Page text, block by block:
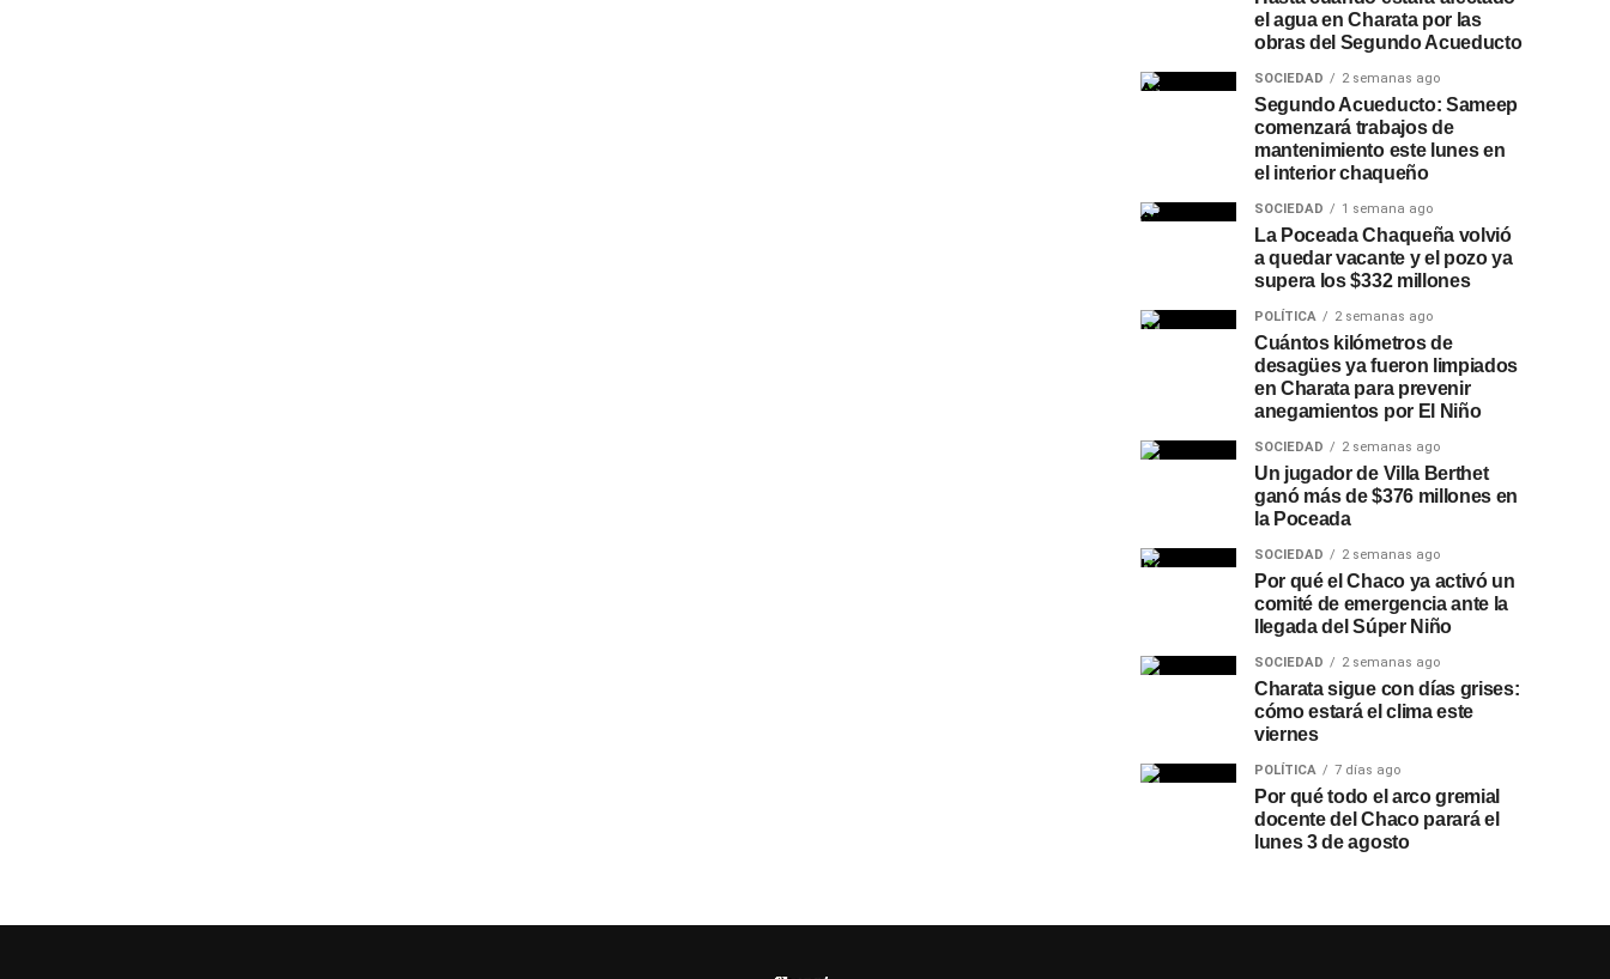
el agua en Charata por las
obras del Segundo Acueducto
SOCIEDAD 2 semanas ago
Segundo Acueducto: Sameep
comenzará trabajos de
mantenimiento este lunes en
el interior chaqueño
SOCIEDAD 1 semana ago
La Poceada Chaqueña volvió
a quedar vacante y el pozo ya
supera los $332 millones
POLÍTICA 2 semanas ago
Cuántos kilómetros de
desagües ya fueron limpiados
en Charata para prevenir
anegamientos por El Niño
SOCIEDAD 2 semanas ago
Un jugador de Villa Berthet
ganó más de $376 millones en
la Poceada
SOCIEDAD 2 semanas ago
Por qué el Chaco ya activó un
comité de emergencia ante la
llegada del Súper Niño
SOCIEDAD 2 semanas ago
Charata sigue con días grises:
cómo estará el clima este
viernes
POLÍTICA 7 días ago
Por qué todo el arco gremial
docente del Chaco parará el
lunes 3 de agosto